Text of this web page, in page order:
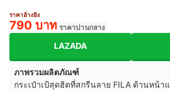
ราคาอ้างอิง
790 บาท ราคาปานกลาง
LAZADA
ภาพรวมผลิตภัณฑ์
กระเป๋าเป้สุดฮิตที่สกรีนลาย FILA ด้านหน้